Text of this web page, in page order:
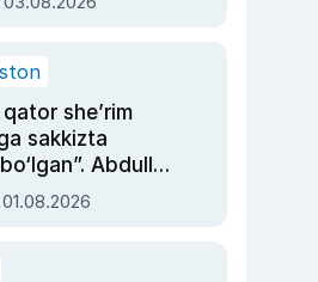
qator she’rim
sakkizta
Abdulla
siyosiy
asrab